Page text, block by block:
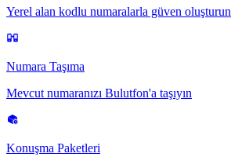
Yerel alan kodlu numaralarla güven oluşturun
Numara Taşıma
Mevcut numaranızı Bulutfon'a taşıyın
Konuşma Paketleri